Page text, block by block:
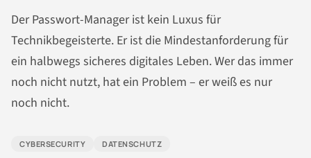
Der Passwort-Manager ist kein Luxus für
Technikbegeisterte. Er ist die Mindestanforderung für
ein halbwegs sicheres digitales Leben. Wer das immer
noch nicht nutzt, hat ein Problem – er weiß es nur
noch nicht.
CYBERSECURITY DATENSCHUTZ